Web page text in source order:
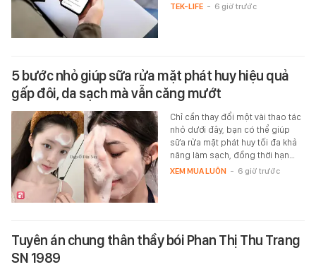
TEK-LIFE - 6 giờ trước
5 bước nhỏ giúp sữa rửa mặt phát huy hiệu quả
gấp đôi, da sạch mà vẫn căng mướt
Chỉ cần thay đổi một vài thao tác
nhỏ dưới đây, bạn có thể giúp
sữa rửa mặt phát huy tối đa khả
năng làm sạch, đồng thời hạn…
XEM MUA LUÔN - 6 giờ trước
Tuyên án chung thân thầy bói Phan Thị Thu Trang
SN 1989